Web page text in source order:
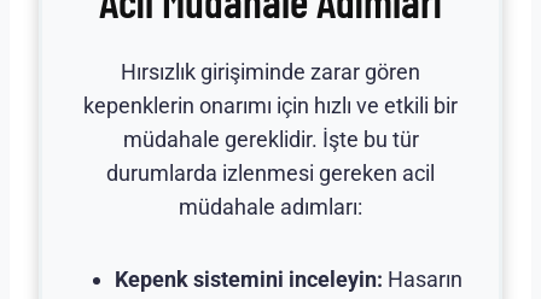
Hırsızlık girişiminde zarar gören
kepenklerin onarımı için hızlı ve etkili bir
müdahale gereklidir. İşte bu tür
durumlarda izlenmesi gereken acil
müdahale adımları:
Kepenk sistemini inceleyin: Hasarın